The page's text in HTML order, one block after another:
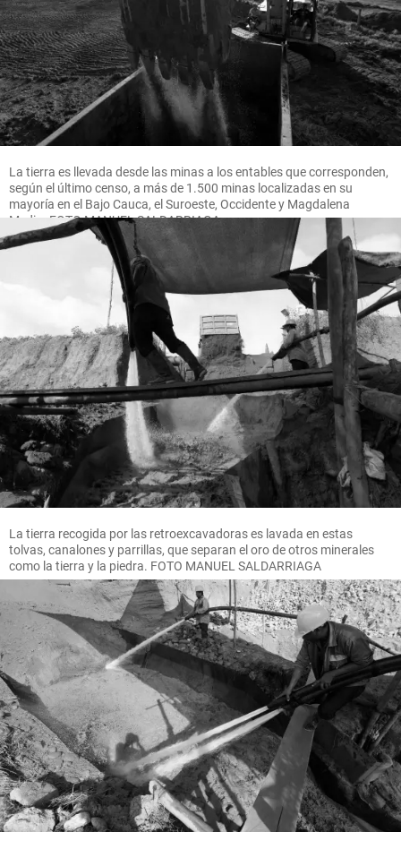
La tierra es llevada desde las minas a los entables que corresponden,
según el último censo, a más de 1.500 minas localizadas en su
mayoría en el Bajo Cauca, el Suroeste, Occidente y Magdalena
Medio. FOTO MANUEL SALDARRIAGA
La tierra recogida por las retroexcavadoras es lavada en estas
tolvas, canalones y parrillas, que separan el oro de otros minerales
como la tierra y la piedra. FOTO MANUEL SALDARRIAGA